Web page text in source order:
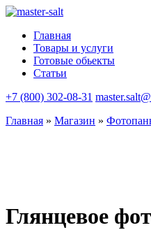
Главная
Товары и услуги
Готовые обьекты
Статьи
+7 (800) 302-08-31
Главная » Магазин »
Глянцевое